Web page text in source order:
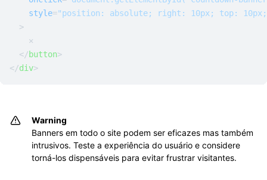
style="position: absolute; right: 10px; top:
  >
    ✕
</button>
</div>
Warning
Banners em todo o site podem ser eficazes mas também
intrusivos. Teste a experiência do usuário e considere
torná-los dispensáveis para evitar frustrar visitantes.